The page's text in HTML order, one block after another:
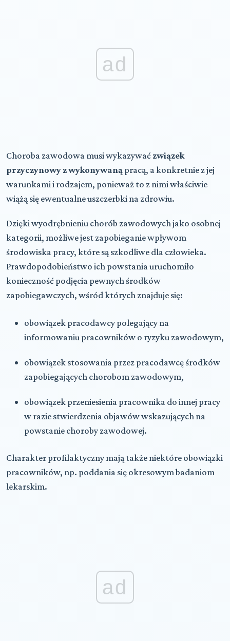
ad
Choroba zawodowa musi wykazywać związek
przyczynowy z wykonywaną pracą, a konkretnie z jej
warunkami i rodzajem, ponieważ to z nimi właściwie
wiążą się ewentualne uszczerbki na zdrowiu.
Dzięki wyodrębnieniu chorób zawodowych jako osobnej
kategorii, możliwe jest zapobieganie wpływom
środowiska pracy, które są szkodliwe dla człowieka.
Prawdopodobieństwo ich powstania uruchomiło
konieczność podjęcia pewnych środków
zapobiegawczych, wśród których znajduje się:
obowiązek pracodawcy polegający na
informowaniu pracowników o ryzyku zawodowym,
obowiązek stosowania przez pracodawcę środków
zapobiegających chorobom zawodowym,
obowiązek przeniesienia pracownika do innej pracy
w razie stwierdzenia objawów wskazujących na
powstanie choroby zawodowej.
Charakter profilaktyczny mają także niektóre obowiązki
pracowników, np. poddania się okresowym badaniom
lekarskim.
ad